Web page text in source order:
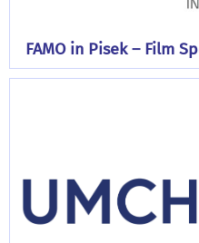
FAMO in Pisek – Film